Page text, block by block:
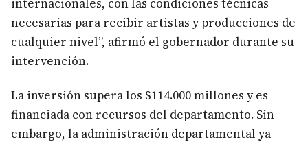
internacionales, con las condiciones técnicas
necesarias para recibir artistas y producciones de
cualquier nivel”, afirmó el gobernador durante su
intervención.
La inversión supera los $114.000 millones y es
financiada con recursos del departamento. Sin
embargo, la administración departamental ya